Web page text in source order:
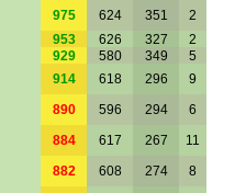
975 624 351
2
953 626 327
2
929 580 349
5
914 618 296 9
890 596 294 6
884 617 267 11
882 608 274 8